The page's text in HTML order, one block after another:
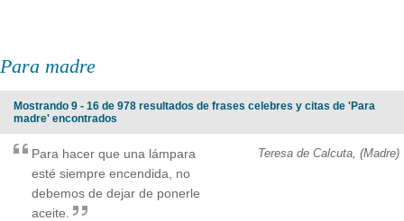
Para madre
Mostrando 9 - 16 de 978 resultados de frases celebres y citas de 'Para
madre' encontrados
Teresa de Calcuta, (Madre)
Para hacer que una lámpara
esté siempre encendida, no
debemos de dejar de ponerle
aceite.